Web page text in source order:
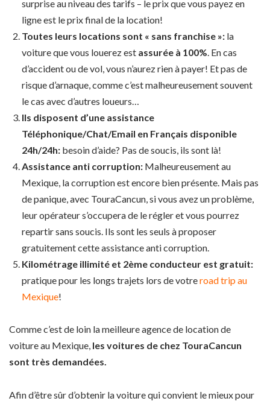
surprise au niveau des tarifs – le prix que vous payez en
ligne est le prix final de la location!
Toutes leurs locations sont « sans franchise »: la
voiture que vous louerez est assurée à 100% . En cas
d’accident ou de vol, vous n’aurez rien à payer! Et pas de
risque d’arnaque, comme c’est malheureusement souvent
le cas avec d’autres loueurs…
Ils disposent d’une assistance
Téléphonique/Chat/Email en Français disponible
24h/24h: besoin d’aide? Pas de soucis, ils sont là!
Assistance anti corruption: Malheureusement au
Mexique, la corruption est encore bien présente. Mais pas
de panique, avec TouraCancun, si vous avez un problème,
leur opérateur s’occupera de le régler et vous pourrez
repartir sans soucis. Ils sont les seuls à proposer
gratuitement cette assistance anti corruption.
Kilométrage illimité et 2ème conducteur est gratuit:
pratique pour les longs trajets lors de votreroad trip au
Mexique!
Comme c’est de loin la meilleure agence de location de
voiture au Mexique, les voitures de chez TouraCancun
sont très demandées.
Afin d’être sûr d’obtenir la voiture qui convient le mieux pour